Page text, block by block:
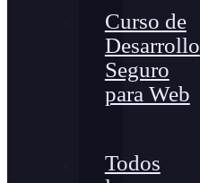
Curso de
Desarrollo
Seguro
para Web
Todos